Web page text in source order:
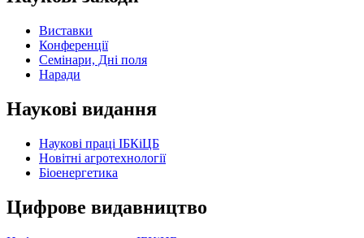
Виставки
Конференції
Семінари, Дні поля
Наради
Наукові видання
Наукові праці ІБКіЦБ
Новітні агротехнології
Бiоенергетика
Цифрове видавництво